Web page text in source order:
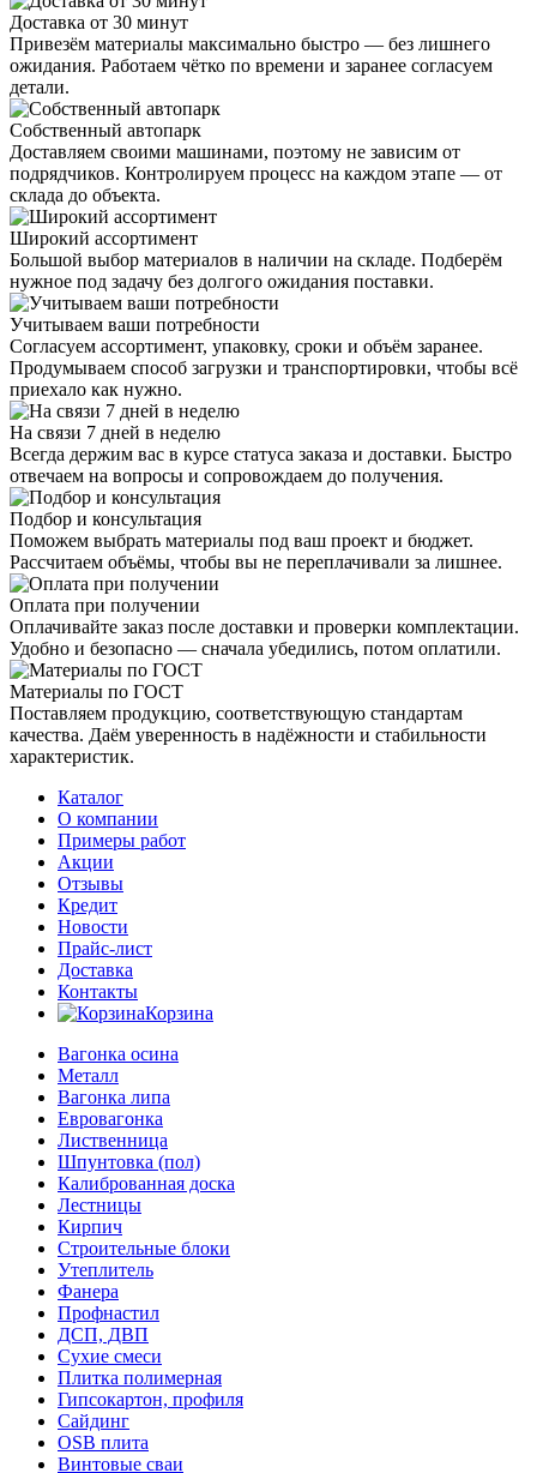
Доставка от 30 минут
Привезём материалы максимально быстро — без лишнего
ожидания. Работаем чётко по времени и заранее согласуем
детали.
Собственный автопарк
Доставляем своими машинами, поэтому не зависим от
подрядчиков. Контролируем процесс на каждом этапе — от
склада до объекта.
Широкий ассортимент
Большой выбор материалов в наличии на складе. Подберём
нужное под задачу без долгого ожидания поставки.
Учитываем ваши потребности
Согласуем ассортимент, упаковку, сроки и объём заранее.
Продумываем способ загрузки и транспортировки, чтобы всё
приехало как нужно.
На связи 7 дней в неделю
Всегда держим вас в курсе статуса заказа и доставки. Быстро
отвечаем на вопросы и сопровождаем до получения.
Подбор и консультация
Поможем выбрать материалы под ваш проект и бюджет.
Рассчитаем объёмы, чтобы вы не переплачивали за лишнее.
Оплата при получении
Оплачивайте заказ после доставки и проверки комплектации.
Удобно и безопасно — сначала убедились, потом оплатили.
Материалы по ГОСТ
Поставляем продукцию, соответствующую стандартам
качества. Даём уверенность в надёжности и стабильности
характеристик.
Каталог
О компании
Примеры работ
Акции
Отзывы
Кредит
Новости
Прайс-лист
Доставка
Контакты
Корзина
Вагонка осина
Металл
Вагонка липа
Евровагонка
Лиственница
Шпунтовка (пол)
Калиброванная доска
Лестницы
Кирпич
Строительные блоки
Утеплитель
Фанера
Профнастил
ДСП, ДВП
Сухие смеси
Плитка полимерная
Гипсокартон, профиля
Сайдинг
OSB плита
Винтовые сваи